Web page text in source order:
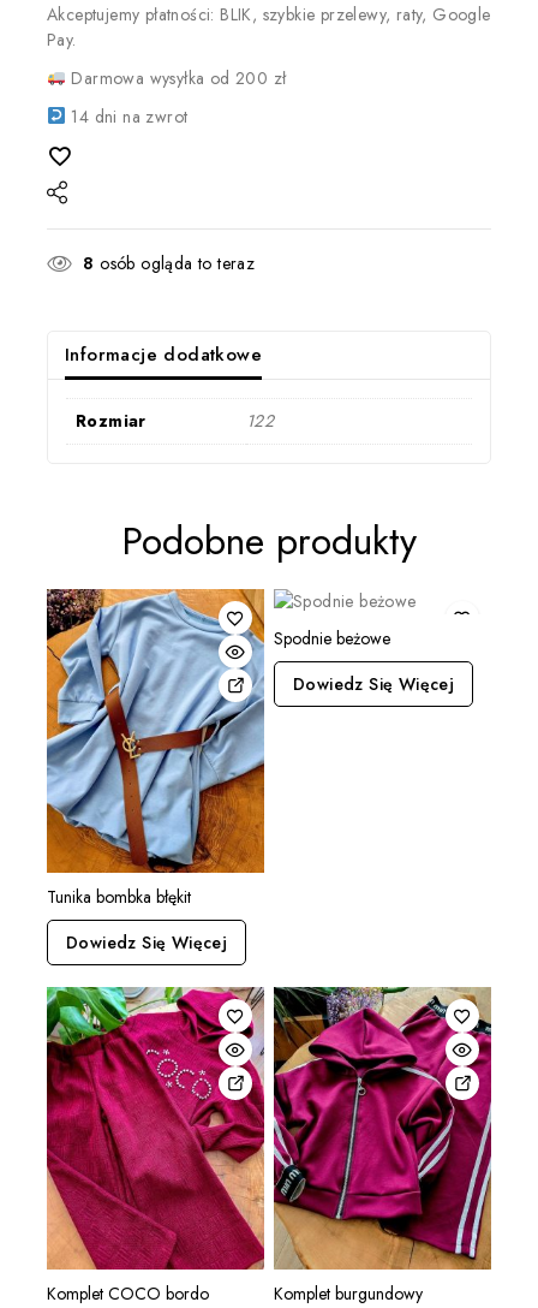
Akceptujemy płatności: BLIK, szybkie przelewy, raty, Google
Pay.
Darmowa wysyłka od 200 zł
14 dni na zwrot
8 osób ogląda to teraz
Informacje dodatkowe
Rozmiar 122
Podobne produkty
Tunika bombka błękit
Dowiedz Się Więcej
Spodnie beżowe
Dowiedz Się Więcej
Komplet COCO bordo
Komplet burgundowy